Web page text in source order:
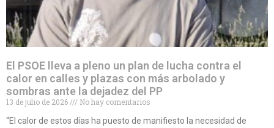
El PSOE lleva a pleno un plan de lucha contra el
calor en calles y plazas con más arbolado y
sombras ante la dejadez del PP
13 de julio de 2026
No hay comentarios
“El calor de estos días ha puesto de manifiesto la necesidad de